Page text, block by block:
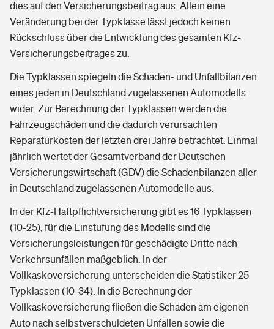
dies auf den Versicherungsbeitrag aus. Allein eine
Veränderung bei der Typklasse lässt jedoch keinen
Rückschluss über die Entwicklung des gesamten Kfz-
Versicherungsbeitrages zu.
Die Typklassen spiegeln die Schaden- und Unfallbilanzen
eines jeden in Deutschland zugelassenen Automodells
wider. Zur Berechnung der Typklassen werden die
Fahrzeugschäden und die dadurch verursachten
Reparaturkosten der letzten drei Jahre betrachtet. Einmal
jährlich wertet der Gesamtverband der Deutschen
Versicherungswirtschaft (GDV) die Schadenbilanzen aller
in Deutschland zugelassenen Automodelle aus.
In der Kfz-Haftpflichtversicherung gibt es 16 Typklassen
(10-25), für die Einstufung des Modells sind die
Versicherungsleistungen für geschädigte Dritte nach
Verkehrsunfällen maßgeblich. In der
Vollkaskoversicherung unterscheiden die Statistiker 25
Typklassen (10-34). In die Berechnung der
Vollkaskoversicherung fließen die Schäden am eigenen
Auto nach selbstverschuldeten Unfällen sowie die